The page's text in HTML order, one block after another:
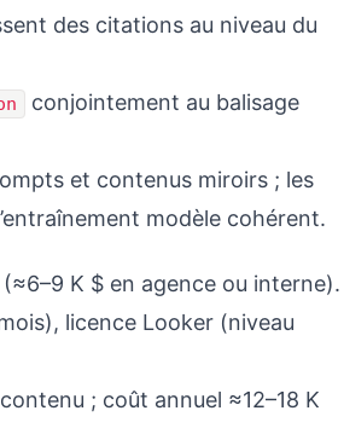
des citations au niveau du
conjointement au balisage
et contenus miroirs ; les
modèle cohérent.
K $ en agence ou interne).
licence Looker (niveau
; coût annuel ≈12–18 K